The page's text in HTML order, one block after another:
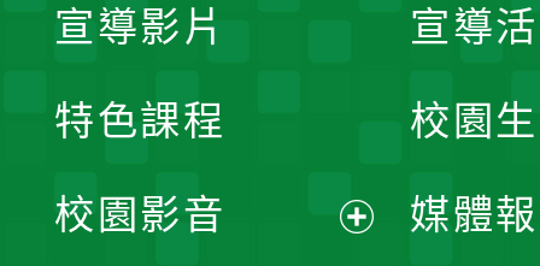
宣導
校園
媒體
宣導影片
特色課程
校園影音